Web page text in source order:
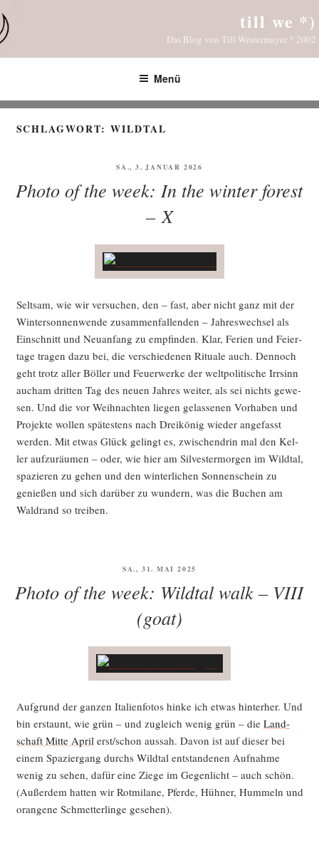
Inhalt
springen
till we *)
Das Blog von Till Westermayer * 2002
Menü
SCHLAGWORT:WILDTAL
VERÖFFENTLICHT
SA., 3. JANUAR 2026
Photo of the week: In the winter forest
– X
Selt­sam, wie wir ver­su­chen, den – fast, aber nicht ganz mit der
Win­ter­son­nen­wen­de zusam­men­fal­len­den – Jah­res­wech­sel als
Ein­schnitt und Neu­an­fang zu emp­fin­den. Klar, Feri­en und Fei­er­
ta­ge tra­gen dazu bei, die ver­schie­de­nen Ritua­le auch. Den­noch
geht trotz aller Böl­ler und Feu­er­wer­ke der welt­po­li­ti­sche Irr­sinn
auch­am drit­ten Tag des neu­en Jah­res wei­ter, als sei nichts gewe­
sen. Und die vor Weih­nach­ten lie­gen gelas­se­nen Vor­ha­ben und
Pro­jek­te wol­len spä­tes­tens nach Drei­kö­nig wie­der ange­fasst
wer­den. Mit etwas Glück gelingt es, zwi­schen­drin mal den Kel­
ler auf­zu­räu­men – oder, wie hier am Sil­ves­ter­mor­gen im Wild­tal,
spa­zie­ren zu gehen und den win­ter­li­chen Son­nen­schein zu
genie­ßen und sich dar­über zu wun­dern, was die Buchen am
Wald­rand so treiben.
VERÖFFENTLICHT
SA., 31. MAI 2025
Photo of the week: Wildtal walk – VIII
(goat)
Auf­grund der gan­zen Ita­li­en­fo­tos hin­ke ich etwas hin­ter­her. Und
bin erstaunt, wie grün – und zugleich wenig grün – die Land­
schaft Mit­te Aprilerst/schon aus­sah. Davon ist auf die­ser bei
einem Spa­zier­gang durchs Wild­tal ent­stan­de­nen Auf­nah­me
wenig zu sehen, dafür eine Zie­ge im Gegen­licht – auch schön.
(Außer­dem hat­ten wir Rot­mi­la­ne, Pfer­de, Hüh­ner, Hum­meln und
oran­ge­ne Schmet­ter­lin­ge gesehen).